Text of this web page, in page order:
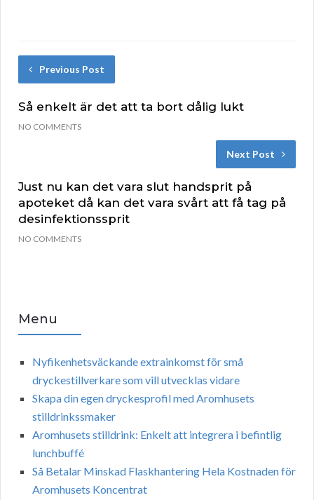
Previous Post
Så enkelt är det att ta bort dålig lukt
NO COMMENTS
Next Post
Just nu kan det vara slut handsprit på
apoteket då kan det vara svårt att få tag på
desinfektionssprit
NO COMMENTS
Menu
Nyfikenhetsväckande extrainkomst för små
dryckestillverkare som vill utvecklas vidare
Skapa din egen dryckesprofil med Aromhusets
stilldrinkssmaker
Aromhusets stilldrink: Enkelt att integrera i befintlig
lunchbuffé
Så Betalar Minskad Flaskhantering Hela Kostnaden för
Aromhusets Koncentrat